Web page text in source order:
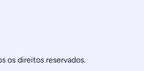
os direitos reservados.